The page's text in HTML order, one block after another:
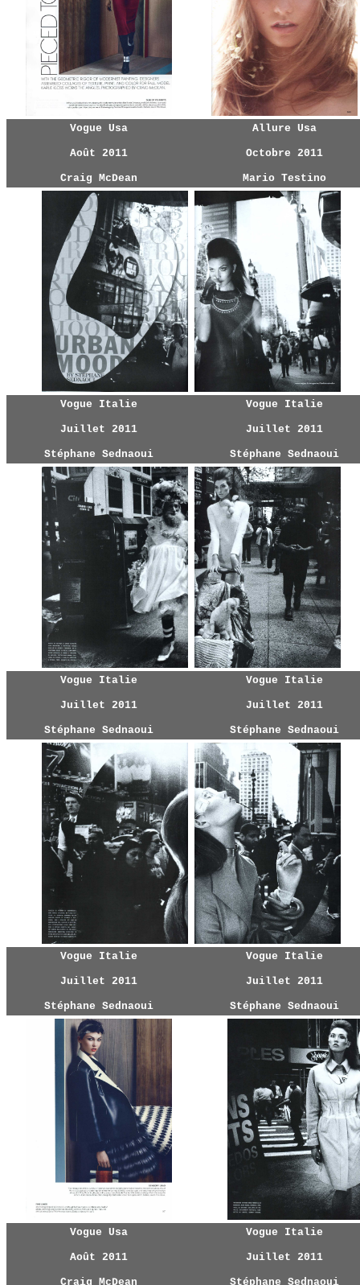
Vogue Usa
Août 2011
Craig McDean
Allure Usa
Octobre 2011
Mario Testino
Vogue Italie
Juillet 2011
Stéphane Sednaoui
Vogue Italie
Juillet 2011
Stéphane Sednaoui
Vogue Italie
Juillet 2011
Stéphane Sednaoui
Vogue Italie
Juillet 2011
Stéphane Sednaoui
Vogue Italie
Juillet 2011
Stéphane Sednaoui
Vogue Italie
Juillet 2011
Stéphane Sednaoui
Vogue Usa
Août 2011
Craig McDean
Vogue Italie
Juillet 2011
Stéphane Sednaoui